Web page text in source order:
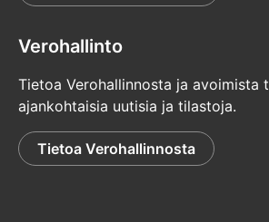
Verohallinto
Tietoa Verohallinnosta ja avoimista
ajankohtaisia uutisia ja tilastoja.
Tietoa Verohallinnosta